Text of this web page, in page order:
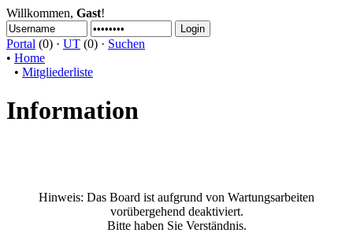
Willkommen, Gast!
Portal (0) · UT (0) · Suchen
• Home
• Mitgliederliste
Information
Hinweis: Das Board ist aufgrund von Wartungsarbeiten
vorübergehend deaktiviert.
Bitte haben Sie Verständnis.